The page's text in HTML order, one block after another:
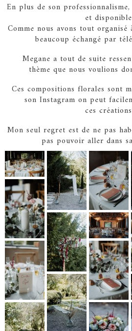
En plus de son
et
Comme nous avons tout organisé
beaucoup échangé par
Megane a tout de suite
thème que nous voulions
Ces compositions florales sont
son Instagram on peut
ces
Mon seul regret est de ne pas
pas pouvoir aller dans